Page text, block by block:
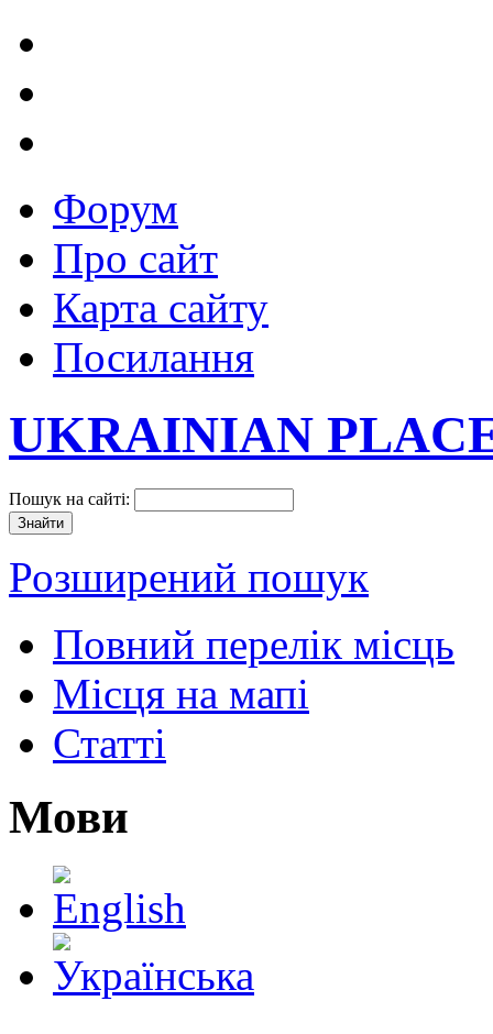
Форум
Про сайт
Карта сайту
Посилання
UKRAINIAN
Пошук на сайті:
Розширений пошук
Повний перелік місць
Місця на мапі
Статті
Мови